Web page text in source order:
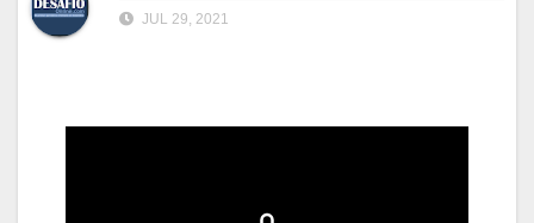
JUL 29, 2021